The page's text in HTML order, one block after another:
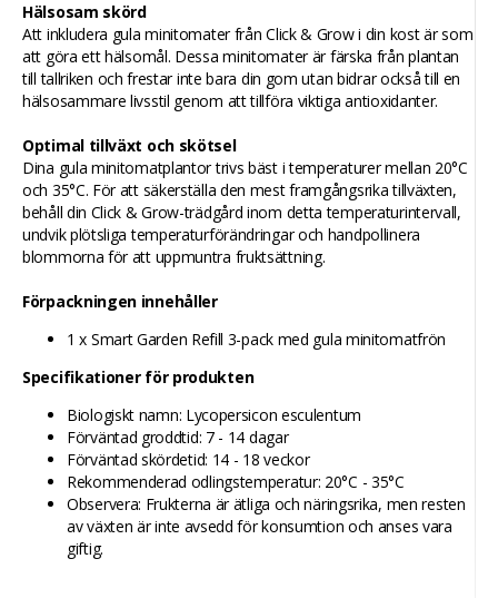
Hälsosam skörd
Att inkludera gula minitomater från Click & Grow i din kost är som
att göra ett hälsomål. Dessa minitomater är färska från plantan
till tallriken och frestar inte bara din gom utan bidrar också till en
hälsosammare livsstil genom att tillföra viktiga antioxidanter.
Optimal tillväxt och skötsel
Dina gula minitomatplantor trivs bäst i temperaturer mellan 20°C
och 35°C. För att säkerställa den mest framgångsrika tillväxten,
behåll din Click & Grow-trädgård inom detta temperaturintervall,
undvik plötsliga temperaturförändringar och handpollinera
blommorna för att uppmuntra fruktsättning.
Förpackningen innehåller
1 x Smart Garden Refill 3-pack med gula minitomatfrön
Specifikationer för produkten
Biologiskt namn: Lycopersicon esculentum
Förväntad groddtid: 7 - 14 dagar
Förväntad skördetid: 14 - 18 veckor
Rekommenderad odlingstemperatur: 20°C - 35°C
Observera: Frukterna är ätliga och näringsrika, men resten
av växten är inte avsedd för konsumtion och anses vara
giftig.